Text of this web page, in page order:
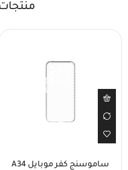
ساموسنج كفر موبايل A34